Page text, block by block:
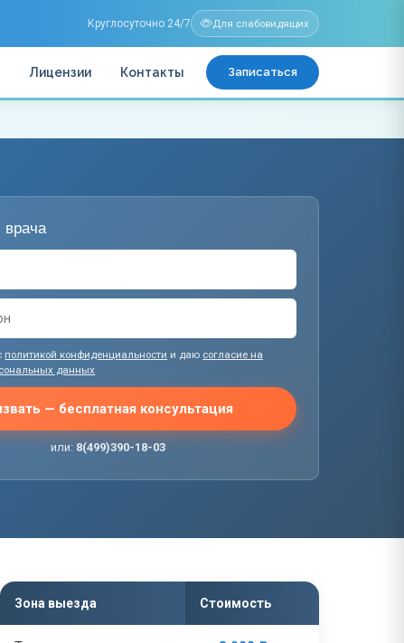
Круглосуточно 24/7 Для слабовидящих
Лицензии Контакты Записаться
врача
политикой конфиденциальности и даю согласие на
данных
— бесплатная консультация
или: 8(499)390-18-03
Зона выезда Стоимость